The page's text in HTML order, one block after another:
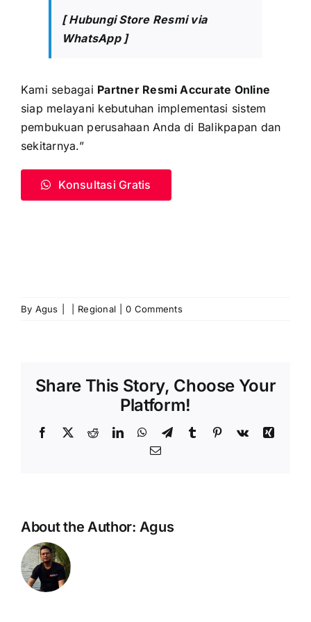
[Hubungi Store Resmi via
WhatsApp]
Kami sebagai Partner Resmi Accurate Online
siap melayani kebutuhan implementasi sistem
pembukuan perusahaan Anda di Balikpapan dan
sekitarnya.”
Konsultasi Gratis
By Agus Regional 0 Comments
Share This Story, Choose Your
Platform!
Facebook
X RedditLinkedInWhatsApp
TelegramTumblr Pinterest
Vk
Xing
Email
About the Author: Agus